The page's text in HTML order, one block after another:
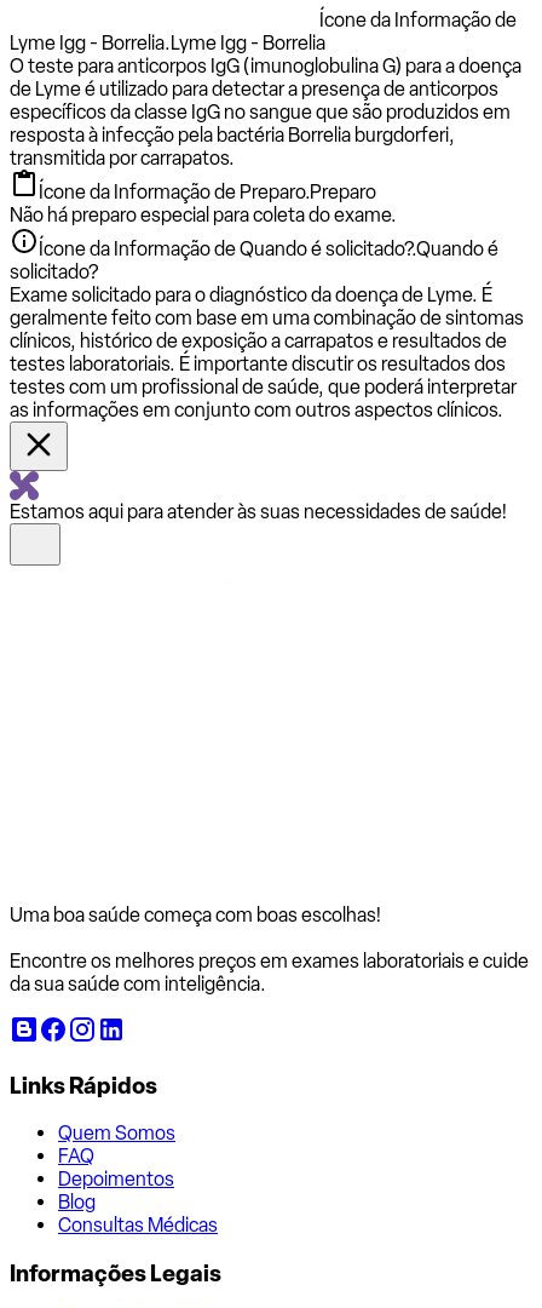
Ícone da Informação de
Lyme Igg - Borrelia.Lyme Igg - Borrelia
O teste para anticorpos IgG (imunoglobulina G) para a doença
de Lyme é utilizado para detectar a presença de anticorpos
específicos da classe IgG no sangue que são produzidos em
resposta à infecção pela bactéria Borrelia burgdorferi,
transmitida por carrapatos.
Ícone da Informação de Preparo.Preparo
Não há preparo especial para coleta do exame.
Ícone da Informação de Quando é solicitado?.Quando é
solicitado?
Exame solicitado para o diagnóstico da doença de Lyme. É
geralmente feito com base em uma combinação de sintomas
clínicos, histórico de exposição a carrapatos e resultados de
testes laboratoriais. É importante discutir os resultados dos
testes com um profissional de saúde, que poderá interpretar
as informações em conjunto com outros aspectos clínicos.
Estamos aqui para atender às suas necessidades de saúde!
Uma boa saúde começa com boas escolhas!
Encontre os melhores preços em exames laboratoriais e cuide
da sua saúde com inteligência.
Links Rápidos
Quem Somos
FAQ
Depoimentos
Blog
Consultas Médicas
Informações Legais